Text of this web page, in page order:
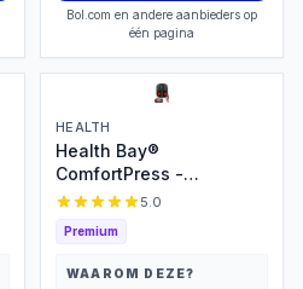
Bol.com en andere aanbieders op
één pagina
HEALTH
Health Bay®
ComfortPress -
Voetmassage Apparaat -
Luchtcompressie -
Voetmassage Apparaat
5.0
Premium
WAAROM DEZE?